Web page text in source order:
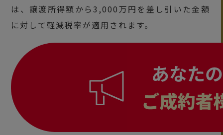
は、譲渡所得額から3,000万円を差し引いた金額
に対して軽減税率が適用されます。